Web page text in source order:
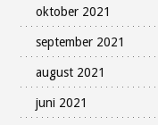
oktober 2021
september 2021
august 2021
juni 2021